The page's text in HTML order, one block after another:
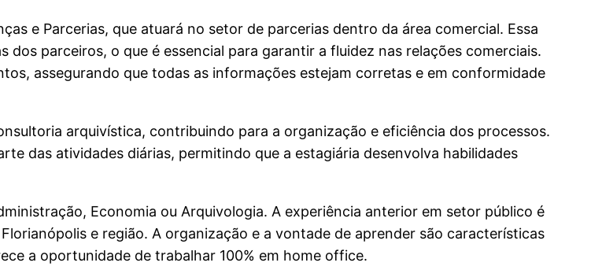
e Parcerias, que atuará no setor de parcerias dentro da área comercial. Essa
parceiros, o que é essencial para garantir a fluidez nas relações comerciais.
assegurando que todas as informações estejam corretas e em conformidade
arquivística, contribuindo para a organização e eficiência dos processos.
das atividades diárias, permitindo que a estagiária desenvolva habilidades
Economia ou Arquivologia. A experiência anterior em setor público é
e região. A organização e a vontade de aprender são características
a oportunidade de trabalhar 100% em home office.